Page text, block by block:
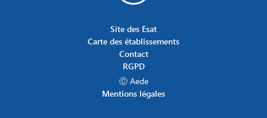
Site des Esat
Carte des établissements
Contact
RGPD
Ⓒ Aede
Mentions légales